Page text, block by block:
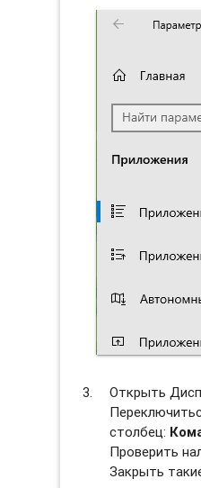
Открыть
столбец:
Проверить
Закрыть